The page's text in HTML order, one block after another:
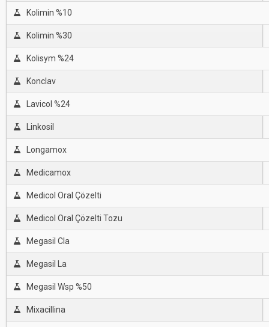
Kolimin %10
Kolimin %30
Kolisym %24
Konclav
Lavicol %24
Linkosil
Longamox
Medicamox
Medicol Oral Çözelti
Medicol Oral Çözelti Tozu
Megasil Cla
Megasil La
Megasil Wsp %50
Mixacillina